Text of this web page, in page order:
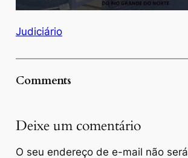
Judiciário
Comments
Deixe um comentário
O seu endereço de e-mail não será